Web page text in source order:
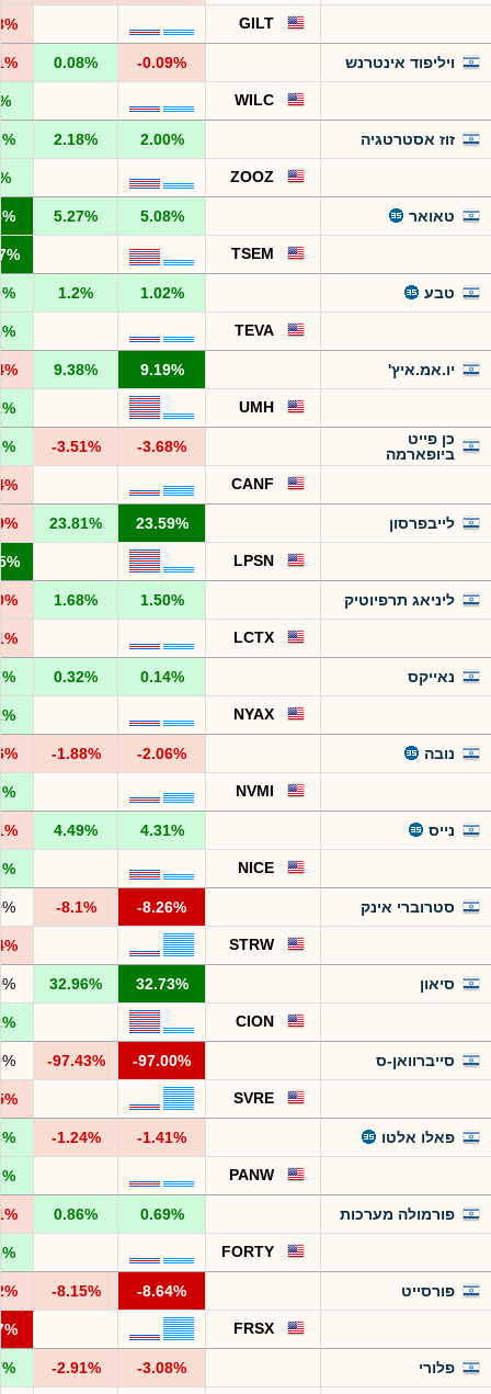
GILT
ויליפוד אינטרנש -0.09%
0.08%
WILC
זוז אסטרטגיה 2.00%
2.18%
ZOOZ
טאואר 5.08%
5.27%
TSEM
טבע 1.02%
1.2%
TEVA
יו.אמ.איץ' 9.19%
9.38%
UMH
כן פייט
ביופארמה
-3.68%
-3.51%
CANF
לייבפרסון 23.59%
23.81%
LPSN
ליניאג תרפיוטיק 1.50%
1.68%
LCTX
נאייקס 0.14%
0.32%
NYAX
נובה -2.06%
-1.88%
NVMI
נייס 4.31%
4.49%
NICE
סטרוברי אינק -8.26%
-8.1%
STRW
סיאון 32.73%
32.96%
CION
סייברוואן-ס -97.00%
-97.43%
SVRE
פאלו אלטו -1.41%
-1.24%
PANW
פורמולה מערכות 0.69%
0.86%
FORTY
פורסייט -8.64%
-8.15%
FRSX
פלורי -3.08%
-2.91%